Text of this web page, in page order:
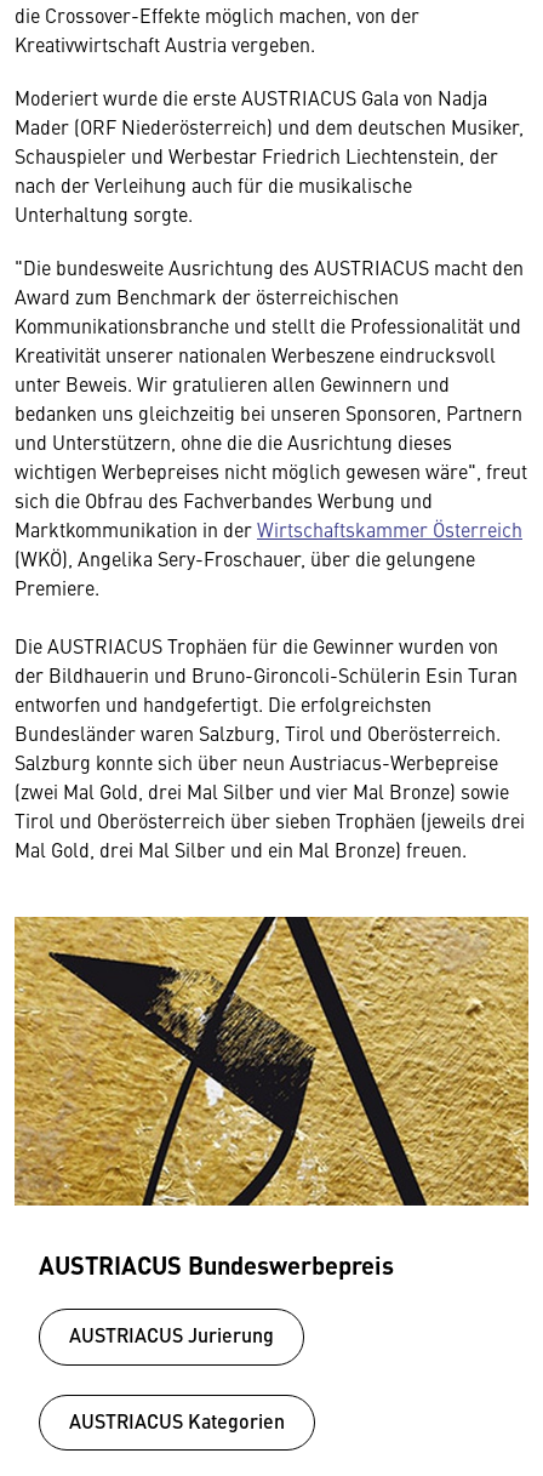
die Crossover-Effekte möglich machen, von der
Kreativwirtschaft Austria vergeben.
Moderiert wurde die erste AUSTRIACUS Gala von Nadja
Mader (ORF Niederösterreich) und dem deutschen Musiker,
Schauspieler und Werbestar Friedrich Liechtenstein, der
nach der Verleihung auch für die musikalische
Unterhaltung sorgte.
"Die bundesweite Ausrichtung des AUSTRIACUS macht den
Award zum Benchmark der österreichischen
Kommunikationsbranche und stellt die Professionalität und
Kreativität unserer nationalen Werbeszene eindrucksvoll
unter Beweis. Wir gratulieren allen Gewinnern und
bedanken uns gleichzeitig bei unseren Sponsoren, Partnern
und Unterstützern, ohne die die Ausrichtung dieses
wichtigen Werbepreises nicht möglich gewesen wäre", freut
sich die Obfrau des Fachverbandes Werbung und
Marktkommunikation in derWirtschaftskammer Österreich
(WKÖ), Angelika Sery-Froschauer, über die gelungene
Premiere.
Die AUSTRIACUS Trophäen für die Gewinner wurden von
der Bildhauerin und Bruno-Gironcoli-Schülerin Esin Turan
entworfen und handgefertigt. Die erfolgreichsten
Bundesländer waren Salzburg, Tirol und Oberösterreich.
Salzburg konnte sich über neun Austriacus-Werbepreise
(zwei Mal Gold, drei Mal Silber und vier Mal Bronze) sowie
Tirol und Oberösterreich über sieben Trophäen (jeweils drei
Mal Gold, drei Mal Silber und ein Mal Bronze) freuen.
AUSTRIACUS Bundeswerbepreis
AUSTRIACUS Jurierung
AUSTRIACUS Kategorien